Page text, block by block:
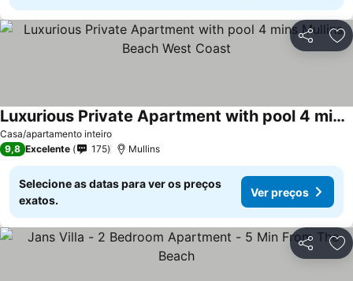
Partilhar
Casa/apartamento inteiro
Luxurious Private Apartment with pool 4 mins Mullins Beach West Coast
9,8 Excelente 175 Mullins
Selecione as datas para ver os preços
exatos.
Ver preços
Partilhar